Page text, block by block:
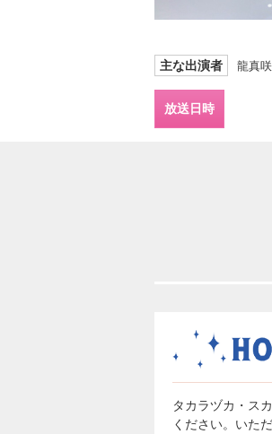
主な出演者 龍真咲
放送日時
タカラヅカ・ス
ください。いた